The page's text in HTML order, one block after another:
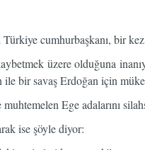
cumhurbaşkanı, bir
üzere olduğuna
bir savaş Erdoğan için
Ege adalarını
ise şöyle diyor: